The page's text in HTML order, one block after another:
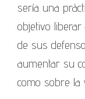
sería una
objetivo
de sus
aumentar su
como sobre la